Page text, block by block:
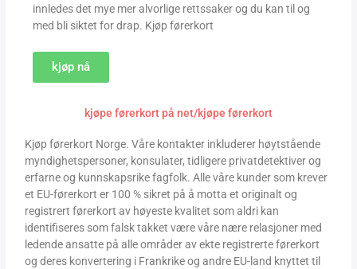
innledes det mye mer alvorlige rettssaker og du kan til og
med bli siktet for drap. Kjøp førerkort
kjøp nå
kjøpe førerkort på net/kjøpe førerkort
Kjøp førerkort Norge. Våre kontakter inkluderer høytstående
myndighetspersoner, konsulater, tidligere privatdetektiver og
erfarne og kunnskapsrike fagfolk. Alle våre kunder som krever
et EU-førerkort er 100 % sikret på å motta et originalt og
registrert førerkort av høyeste kvalitet som aldri kan
identifiseres som falsk takket være våre nære relasjoner med
ledende ansatte på alle områder av ekte registrerte førerkort
og deres konvertering i Frankrike og andre EU-land knyttet til